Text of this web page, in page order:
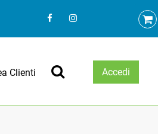
Clienti Accedi